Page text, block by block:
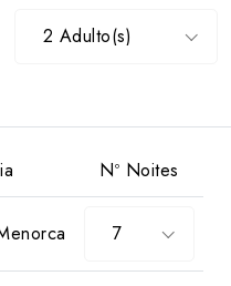
2 Adulto(s)
Nº Noites
7